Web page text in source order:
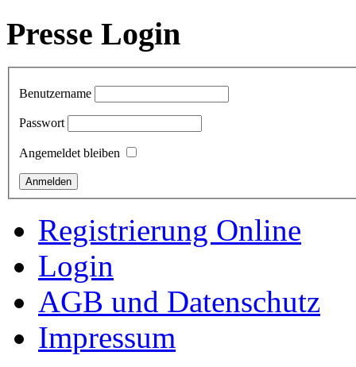
Presse Login
Benutzername
Passwort
Angemeldet bleiben
Registrierung Online
Login
AGB und Datenschutz
Impressum